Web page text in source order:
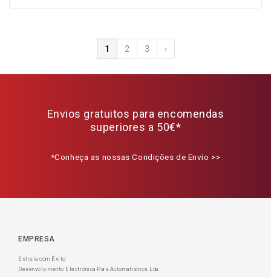
1 2 3 ›
Envios gratuitos para encomendas
superiores a 50€*
*Conheça as nossas Condições de Envio >>
EMPRESA
Estreia com Êxito
Desenvolvimento Electrónica Para Automatismos Lda